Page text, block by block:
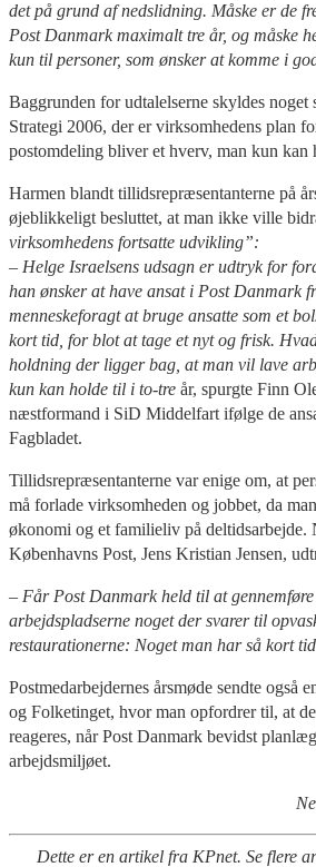
det på grund af nedslidning. Måske er de
Post Danmark maximalt tre år, og måske
kun til personer, som ønsker at komme i
Baggrunden for udtalelserne skyldes noget
Strategi 2006, der er virksomhedens plan
postomdeling bliver et hverv, man kun kan
Harmen blandt tillidsrepræsentanterne på
øjeblikkeligt besluttet, at man ikke ville
virksomhedens fortsatte udvikling”:
– Helge Israelsens udsagn er udtryk for
han ønsker at have ansat i Post Danmark
menneskeforagt at bruge ansatte som et
kort tid, for blot at tage et nyt og frisk.
holdning der ligger bag, at man vil lave
kun kan holde til i to-tre år, spurgte Finn
næstformand i SiD Middelfart ifølge de
Fagbladet.
Tillidsrepræsentanterne var enige om, at
må forlade virksomheden og jobbet, da
økonomi og et familieliv på
Københavns Post, Jens Kristian Jensen,
– Får Post Danmark held til at
arbejdspladserne noget der svarer til
restaurationerne: Noget man har så kort
Postmedarbejdernes årsmøde sendte også
og Folketinget, hvor man opfordrer til, at
reageres, når Post Danmark bevidst
arbejdsmiljøet.
Dette er en artikel fra KPnet. Se flere